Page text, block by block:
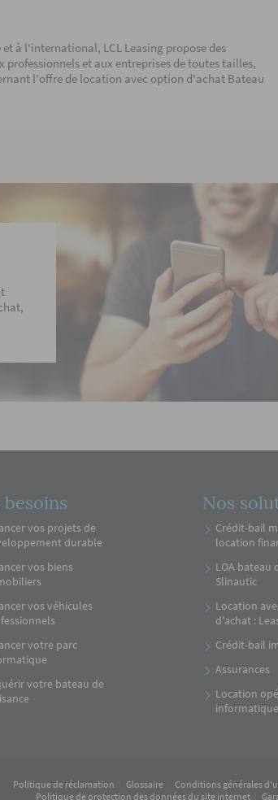
à l'international, LCL Leasing propose des
et aux entreprises de toutes tailles,
l'offre de location avec option d'achat Bateau
besoins
vos projets de
durable
vos biens
vos véhicules
votre parc
votre bateau de
Nos
Crédit-bail
location
LOA bateau
Slinautic
Location
d'achat :
Crédit-bail
Assurances
Location
informatique
Politique de réclamation Glossaire
Conditions générales
Politique de protection des données du site internet